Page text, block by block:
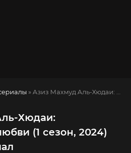
» Азиз Махмуд Аль-Хюдаи: Путешествие любви
Хюдаи:
(1 сезон, 2024)